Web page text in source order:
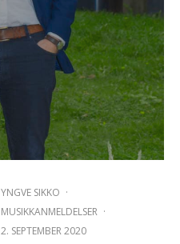
YNGVE SIKKO ·
MUSIKKANMELDELSER ·
2. SEPTEMBER 2020